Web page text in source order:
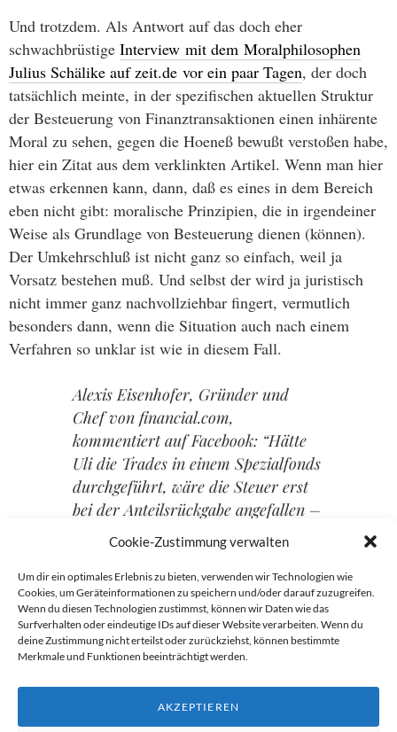
Cookie-Zustimmung verwalten
Um dir ein optimales Erlebnis zu bieten, verwenden wir Technologien wie
Cookies, um Geräteinformationen zu speichern und/oder darauf zuzugreifen.
Wenn du diesen Technologien zustimmst, können wir Daten wie das
Surfverhalten oder eindeutige IDs auf dieser Website verarbeiten. Wenn du
deine Zustimmung nicht erteilst oder zurückziehst, können bestimmte
Merkmale und Funktionen beeinträchtigt werden.
AKZEPTIEREN
Und trotzdem. Als Antwort auf das doch eher
schwachbrüstige Interview mit dem Moralphilosophen
Julius Schälike auf zeit.de vor ein paar Tagen, der doch
tatsächlich meinte, in der spezifischen aktuellen Struktur
der Besteuerung von Finanztransaktionen einen inhärente
Moral zu sehen, gegen die Hoeneß bewußt verstoßen habe,
hier ein Zitat aus dem verklinkten Artikel. Wenn man hier
etwas erkennen kann, dann, daß es eines in dem Bereich
eben nicht gibt: moralische Prinzipien, die in irgendeiner
Weise als Grundlage von Besteuerung dienen (können).
Der Umkehrschluß ist nicht ganz so einfach, weil ja
Vorsatz bestehen muß. Und selbst der wird ja juristisch
nicht immer ganz nachvollziehbar fingert, vermutlich
besonders dann, wenn die Situation auch nach einem
Verfahren so unklar ist wie in diesem Fall.
Alexis Eisenhofer, Gründer und
Chef von financial.com,
kommentiert auf Facebook: “Hätte
Uli die Trades in einem Spezialfonds
durchgeführt, wäre die Steuer erst
bei der Anteilsrückgabe angefallen –
eine Ausschüttung auf die private
Ebene aber gab es wohl nie. Dann
wäre die ganze Steuerdiskussion
hinfällig, weil es auch nach
deutschem Steuerrecht bei
Fondsumschichtungen keine Steuer
an der Geschichte. Der Uli wurde
einfach falsch beraten.”